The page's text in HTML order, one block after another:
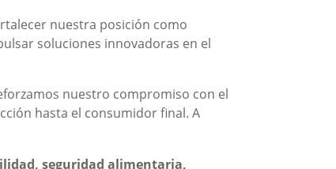
nuestra posición como
soluciones innovadoras en el
nuestro compromiso con el
hasta el consumidor final. A
seguridad alimentaria,